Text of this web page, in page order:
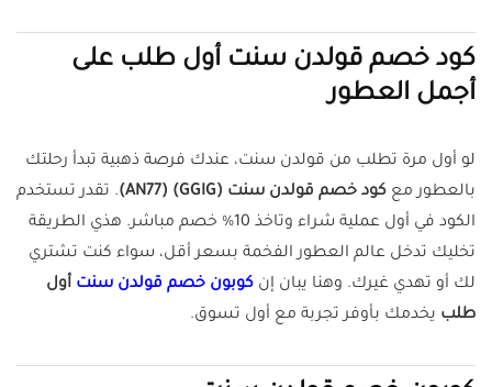
كود خصم قولدن سنت أول طلب على
أجمل العطور
لو أول مرة تطلب من قولدن سنت، عندك فرصة ذهبية تبدأ رحلتك
بالعطور مع كود خصم قولدن سنت (GGIG) (AN77)
. تقدر تستخدم
الكود في أول عملية شراء وتاخذ 10% خصم مباشر. هذي الطريقة
تخليك تدخل عالم العطور الفخمة بسعر أقل، سواء كنت تشتري
لك أو تهدي غيرك. وهنا يبان إن كوبون خصم قولدن سنت أول
طلب يخدمك بأوفر تجربة مع أول تسوق.